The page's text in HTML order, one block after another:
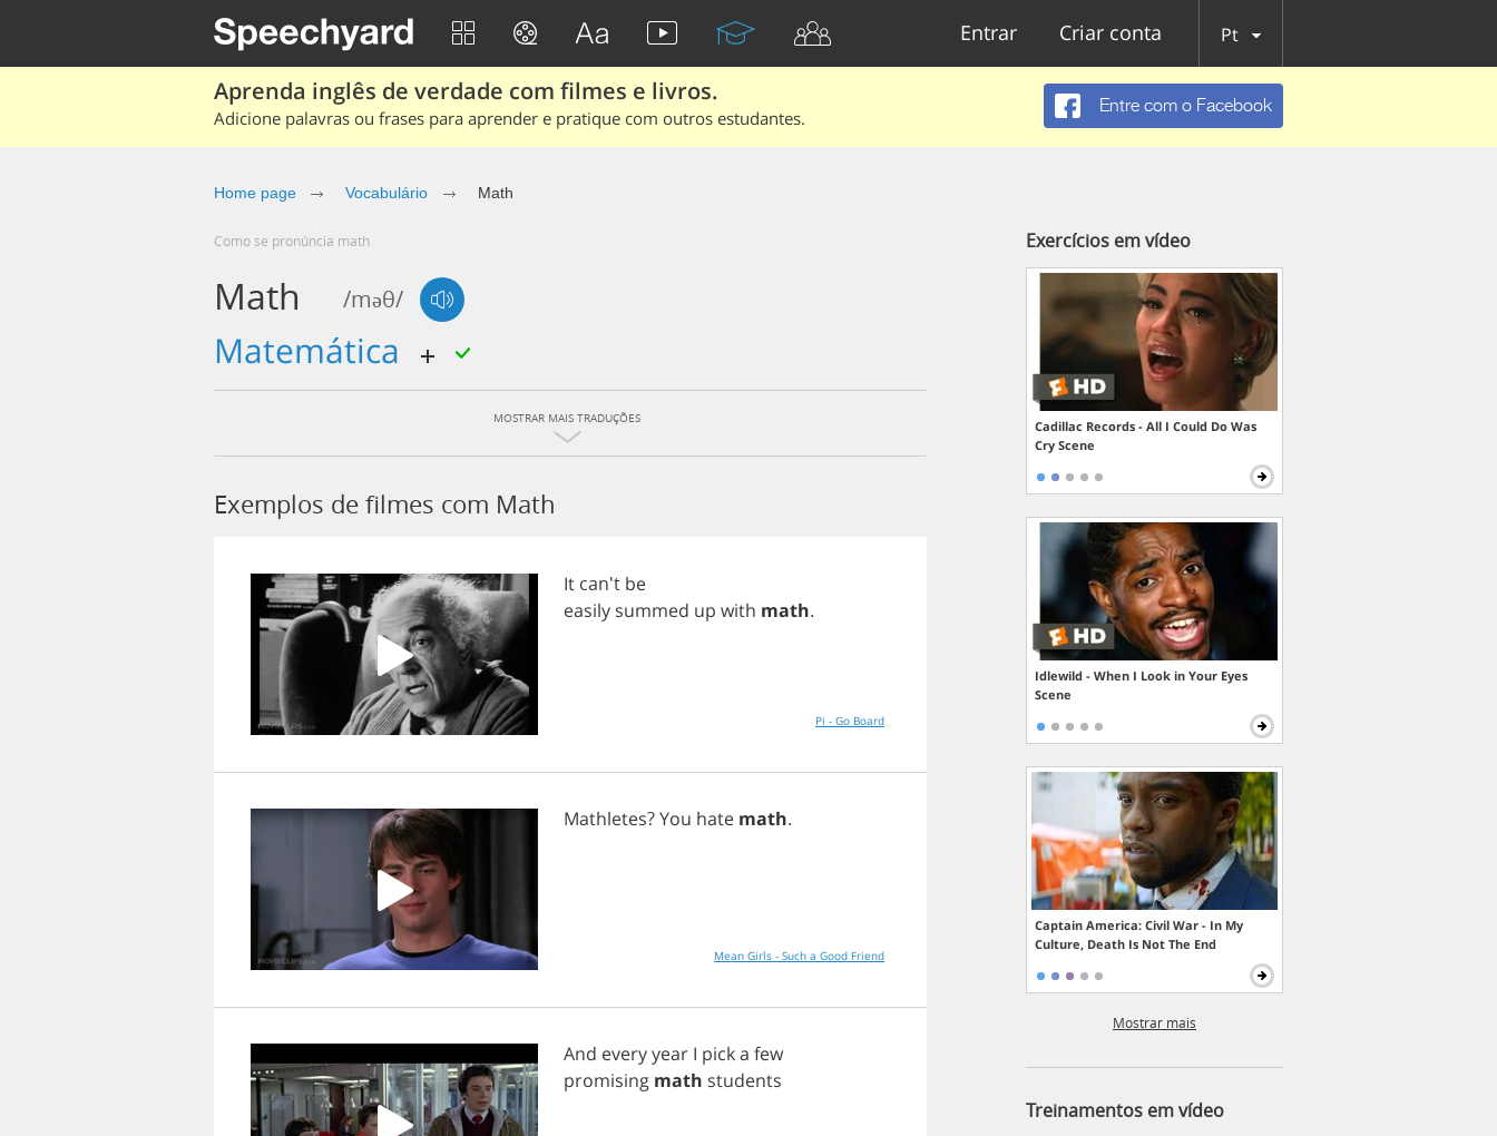
Entrar Criar conta Pt
Aprenda inglês de verdade com filmes e livros.
Adicione palavras ou frases para aprender e pratique com outros estudantes.
Entre com o Facebook
Home page Vocabulário Math
Como se pronúncia math
Math /məθ/
matemática
MOSTRAR MAIS TRADUÇÕES
Exemplos de filmes com Math
It can't be
easily summed up with math.
Pi - Go Board
Mathletes?You hate math.
Mean Girls - Such a Good Friend
And everyyear I picka few
promising math students
Exercícios em vídeo
Cadillac Records - All I Could Do Was
Cry Scene
Idlewild - When I Look in Your Eyes
Scene
Captain America: Civil War - In My
Culture, Death Is Not The End
Mostrar mais
Treinamentos em vídeo